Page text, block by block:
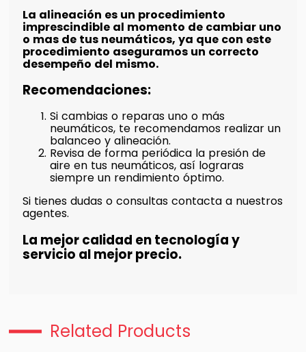
La alineación es un procedimiento
imprescindible al momento de cambiar uno
o mas de tus neumáticos, ya que con este
procedimiento aseguramos un correcto
desempeño del mismo.
Recomendaciones:
Si cambias o reparas uno o más
neumáticos, te recomendamos realizar un
balanceo y alineación.
Revisa de forma periódica la presión de
aire en tus neumáticos, así lograras
siempre un rendimiento óptimo.
Si tienes dudas o consultas contacta a nuestros
agentes.
La mejor calidad en tecnología y
servicio al mejor precio.
Related Products